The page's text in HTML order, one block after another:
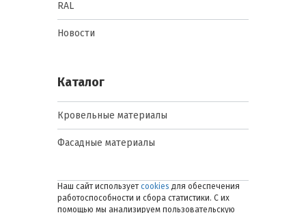
RAL
Новости
Каталог
Кровельные материалы
Фасадные материалы
Наш сайт использует cookies для обеспечения
работоспособности и сбора статистики. С их
помощью мы анализируем пользовательскую